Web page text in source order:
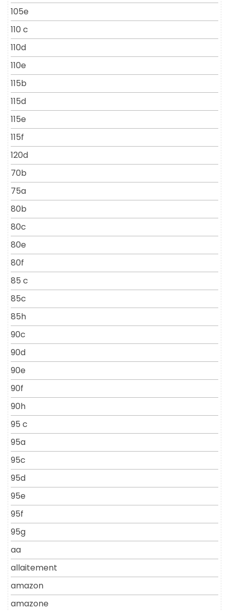
105e
110 c
110d
110e
115b
115d
115e
115f
120d
70b
75a
80b
80c
80e
80f
85 c
85c
85h
90c
90d
90e
90f
90h
95 c
95a
95c
95d
95e
95f
95g
aa
allaitement
amazon
amazone